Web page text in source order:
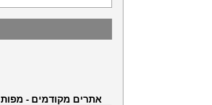
אתרים מקודמים - מפות